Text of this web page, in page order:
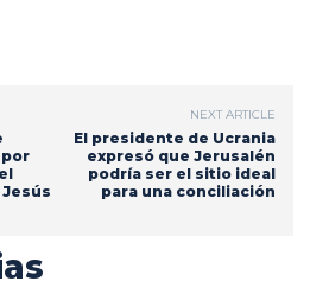
por
Jesús
NEXT ARTICLE
El presidente de Ucrania
expresó que Jerusalén
podría ser el sitio ideal
para una conciliación